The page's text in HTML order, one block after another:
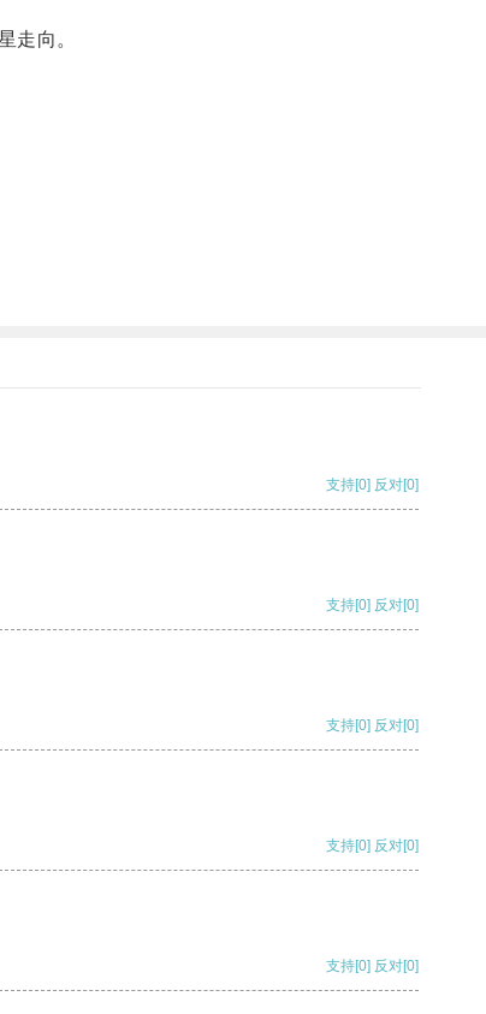
走向。
支持[0] 反对[0]
支持[0] 反对[0]
支持[0] 反对[0]
支持[0] 反对[0]
支持[0] 反对[0]